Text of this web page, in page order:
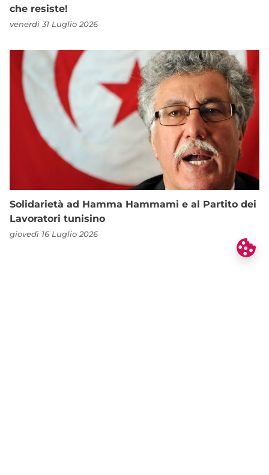
che resiste!
venerdì 31 Luglio 2026
Solidarietà ad Hamma Hammami e al Partito dei
Lavoratori tunisino
giovedì 16 Luglio 2026